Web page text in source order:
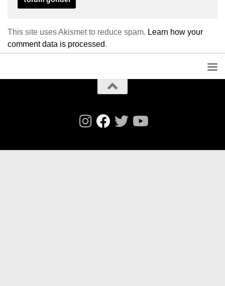
This site uses Akismet to reduce spam. Learn how your
comment data is processed.